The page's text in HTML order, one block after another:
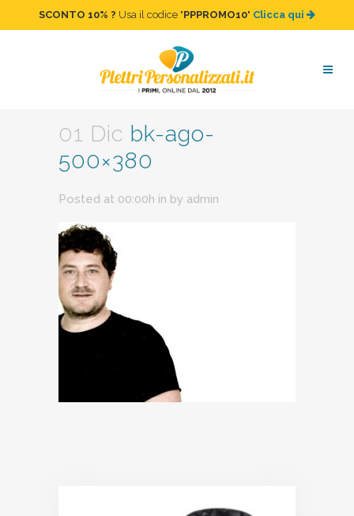
SCONTO 10% ? Usa il codice "PPPROMO10" Clicca qui
bk-ago-500×380
01 Dic bk-ago-
500×380
Posted at 00:00h in by admin